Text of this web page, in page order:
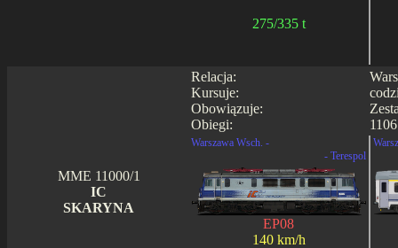
275/335 t
Relacja:
Kursuje:
Obowiązuje:
Obiegi:
MME 11000/1
IC
SKARYNA
Warszawa Wsch. -
- Terespol
EP08
140 km/h